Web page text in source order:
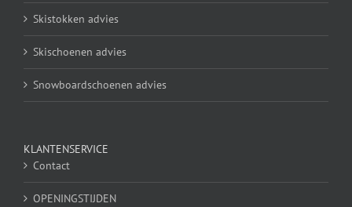
Skistokken advies
Skischoenen advies
Snowboardschoenen advies
KLANTENSERVICE
Contact
OPENINGSTIJDEN